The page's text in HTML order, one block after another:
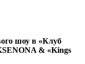
шоу в «Клуб
& «Kings